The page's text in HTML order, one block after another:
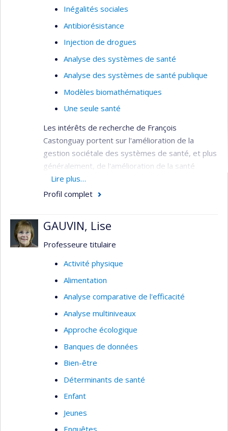
Inégalités sociales
Antibiorésistance
Injection de drogues
Analyse des systèmes de santé
Analyse des systèmes de santé publique
Modèles biomathématiques
Une seule santé
Les intérêts de recherche de François
Castonguay portent sur l'amélioration de la
gestion sociétale des systèmes de santé, et plus
généralement, de l'amélioration de la santé
des populations de façon durable et équitable.
Lire plus…
Profil complet
GAUVIN, Lise
Professeure titulaire
Activité physique
Alimentation
Analyse comparative de l'efficacité
Analyse multiniveaux
Approche écologique
Banques de données
Bien-être
Déterminants de santé
Enfant
Jeunes
Enquêtes